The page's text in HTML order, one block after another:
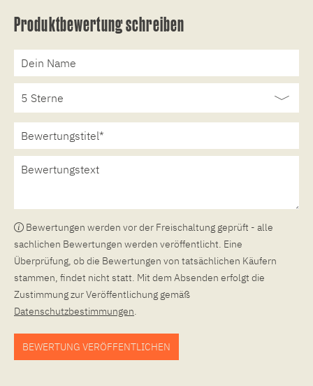
Produktbewertung schreiben
Bewertungen werden vor der Freischaltung geprüft - alle
sachlichen Bewertungen werden veröffentlicht. Eine
Überprüfung, ob die Bewertungen von tatsächlichen Käufern
stammen, findet nicht statt. Mit dem Absenden erfolgt die
Zustimmung zur Veröffentlichung gemäß
Datenschutzbestimmungen.
BEWERTUNG VERÖFFENTLICHEN